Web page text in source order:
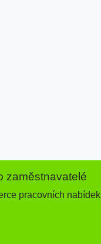
zaměstnavatelé
pracovních nabídek